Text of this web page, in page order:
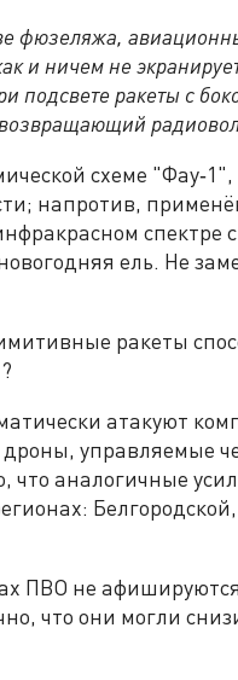
фюзеляжа,
и ничем не
подсвете ракеты с
схеме "Фау‑1",
напротив,
спектре
ель. Не
ракеты
атакуют
управляемые
что аналогичные
ПВО не
что они могли